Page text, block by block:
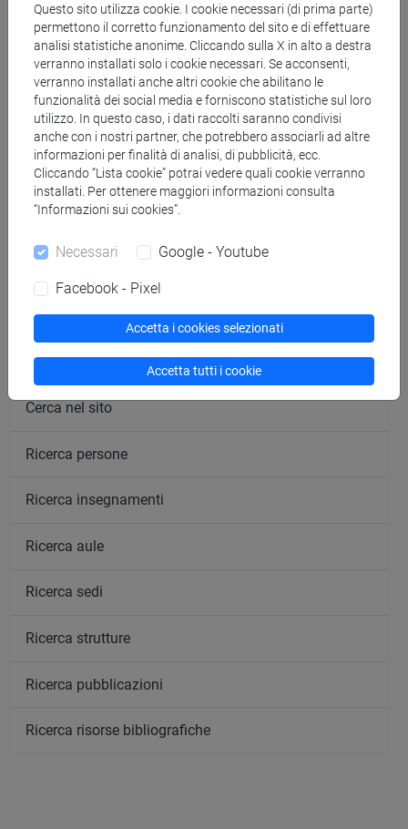
FASAN Marco- 30h Lezione
Materiali didattici
Materiali su Moodle
[EM13] MANAGEMENT - Laurea magistrale
innovation and marketing
Cerca nel sito
Ricerca persone
Ricerca insegnamenti
Ricerca aule
Ricerca sedi
Ricerca strutture
Ricerca pubblicazioni
Ricerca risorse bibliografiche
Questo sito utilizza cookie. I cookie necessari (di prima parte)
permettono il corretto funzionamento del sito e di effettuare
analisi statistiche anonime. Cliccando sulla X in alto a destra
verranno installati solo i cookie necessari. Se acconsenti,
verranno installati anche altri cookie che abilitano le
funzionalità dei social media e forniscono statistiche sul loro
utilizzo. In questo caso, i dati raccolti saranno condivisi
anche con i nostri partner, che potrebbero associarli ad altre
informazioni per finalità di analisi, di pubblicità, ecc.
Cliccando “Lista cookie” potrai vedere quali cookie verranno
installati. Per ottenere maggiori informazioni consulta
“Informazioni sui cookies”.
Necessari Google - Youtube
Facebook - Pixel
Accetta i cookies selezionati
Accetta tutti i cookie